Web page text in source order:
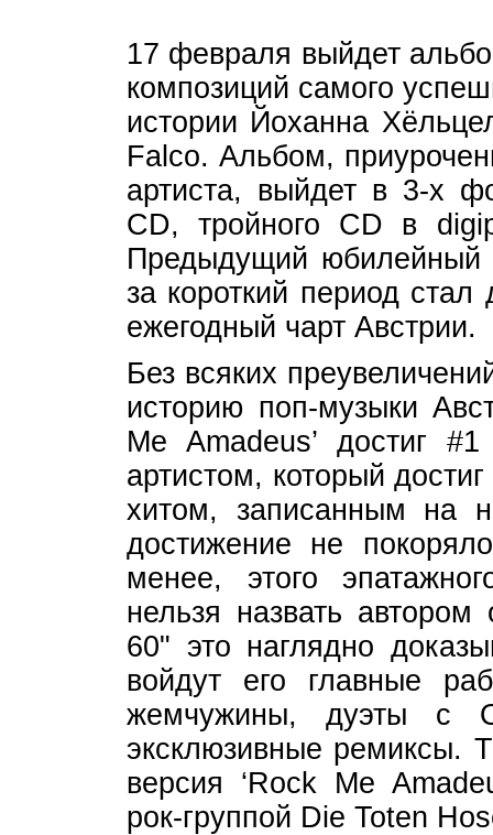
17 февраля выйдет
композиций самого
истории Йоханна
Falco. Альбом,
артиста, выйдет в 3-х
CD, тройного CD в
Предыдущий юбилейный
за короткий период
ежегодный чарт Австрии.
Без всяких
историю поп-музыки
Me Amadeus’ достиг
артистом, который
хитом, записанным на
достижение не
менее, этого
нельзя назвать
60" это наглядно
войдут его главные
жемчужины, дуэты с
эксклюзивные ремиксы.
версия ‘Rock Me
рок-группой Die Toten